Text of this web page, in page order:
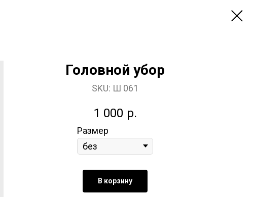
Головной убор
SKU: Ш 061
1 000 р.
Размер
В корзину